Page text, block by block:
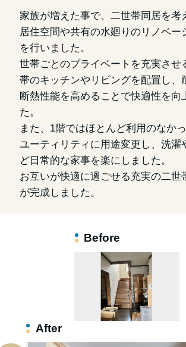
家族が増えた事で、二世帯同居を考
居住空間や共有の水廻りのリノベー
を行いました。
世帯ごとのプライベートを充実させ
帯のキッチンやリビングを配置し、
断熱性能を高めることで快適性を向
た。
また、1階ではほとんど利用のなか
ユーティリティに用途変更し、洗濯
ど日常的な家事を楽にしました。
お互いが快適に過ごせる充実の二世
が完成しました。
Before
After